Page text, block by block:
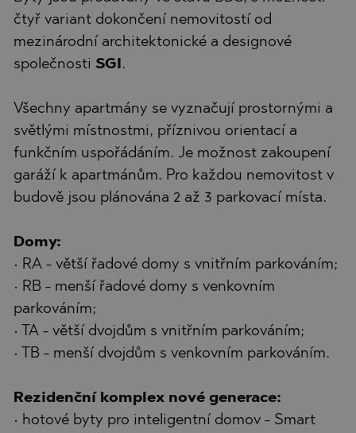
čtyř variant dokončení nemovitostí od
mezinárodní architektonické a designové
společnosti SGI.
Všechny apartmány se vyznačují prostornými a
světlými místnostmi, příznivou orientací a
funkčním uspořádáním. Je možnost zakoupení
garáží k apartmánům. Pro každou nemovitost v
budově jsou plánována 2 až 3 parkovací místa.
Domy:
• RA - větší řadové domy s vnitřním parkováním;
• RB - menší řadové domy s venkovním
parkováním;
• TA - větší dvojdům s vnitřním parkováním;
• TB - menší dvojdům s venkovním parkováním.
Rezidenční komplex nové generace:
• hotové byty pro inteligentní domov - Smart